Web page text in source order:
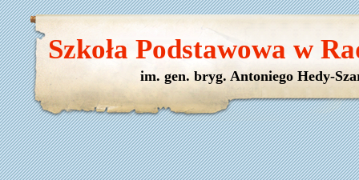
Szkoła Podstawowa w
im. gen. bryg. Antoniego Hedy-